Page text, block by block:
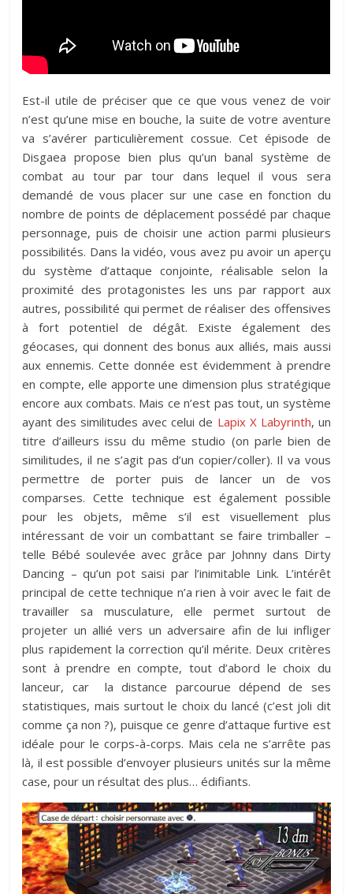
Est-il utile de préciser que ce que vous venez de voir
n’est qu’une mise en bouche, la suite de votre aventure
va s’avérer particulièrement cossue. Cet épisode de
Disgaea propose bien plus qu’un banal système de
combat au tour par tour dans lequel il vous sera
demandé de vous placer sur une case en fonction du
nombre de points de déplacement possédé par chaque
personnage, puis de choisir une action parmi plusieurs
possibilités. Dans la vidéo, vous avez pu avoir un aperçu
du système d’attaque conjointe, réalisable selon la
proximité des protagonistes les uns par rapport aux
autres, possibilité qui permet de réaliser des offensives
à fort potentiel de dégât. Existe également des
géocases, qui donnent des bonus aux alliés, mais aussi
aux ennemis. Cette donnée est évidemment à prendre
en compte, elle apporte une dimension plus stratégique
encore aux combats. Mais ce n’est pas tout, un système
ayant des similitudes avec celui de Lapix X Labyrinth, un
titre d’ailleurs issu du même studio (on parle bien de
similitudes, il ne s’agit pas d’un copier/coller). Il va vous
permettre de porter puis de lancer un de vos
comparses. Cette technique est également possible
pour les objets, même s’il est visuellement plus
intéressant de voir un combattant se faire trimballer –
telle Bébé soulevée avec grâce par Johnny dans Dirty
Dancing – qu’un pot saisi par l’inimitable Link. L’intérêt
principal de cette technique n’a rien à voir avec le fait de
travailler sa musculature, elle permet surtout de
projeter un allié vers un adversaire afin de lui infliger
plus rapidement la correction qu’il mérite. Deux critères
sont à prendre en compte, tout d’abord le choix du
lanceur, car la distance parcourue dépend de ses
statistiques, mais surtout le choix du lancé (c’est joli dit
comme ça non ?), puisque ce genre d’attaque furtive est
idéale pour le corps-à-corps. Mais cela ne s’arrête pas
là, il est possible d’envoyer plusieurs unités sur la même
case, pour un résultat des plus… édifiants.